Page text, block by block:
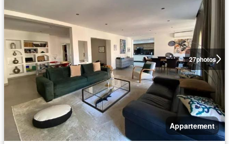
27photos
Appartement